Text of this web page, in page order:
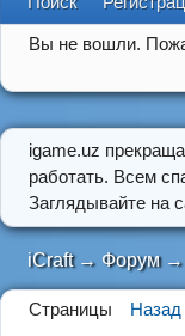
Вы не вошли.
igame.uz
работать. Всем
Заглядывайте на
iCraft → Форум →
Страницы Назад